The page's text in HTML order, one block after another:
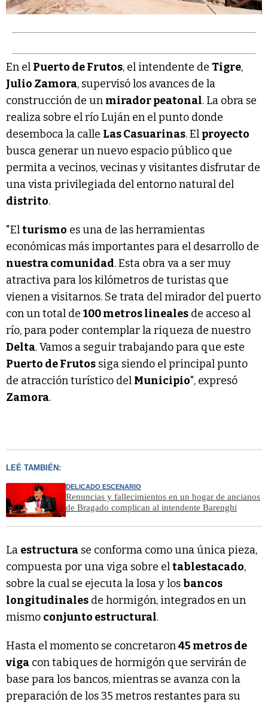
En el Puerto de Frutos, el intendente de Tigre,
Julio Zamora, supervisó los avances de la
construcción de un mirador peatonal. La obra se
realiza sobre el río Luján en el punto donde
desemboca la calle Las Casuarinas. El proyecto
busca generar un nuevo espacio público que
permita a vecinos, vecinas y visitantes disfrutar de
una vista privilegiada del entorno natural del
distrito.
"Elturismo es una de las herramientas
económicas más importantes para el desarrollo de
nuestra comunidad. Esta obra va a ser muy
atractiva para los kilómetros de turistas que
vienen a visitarnos. Se trata del mirador del puerto
con un total de100 metros lineales de acceso al
río, para poder contemplar la riqueza de nuestro
Delta. Vamos a seguir trabajando para que este
Puerto de Frutos siga siendo el principal punto
de atracción turístico del Municipio", expresó
Zamora.
LEÉ TAMBIÉN:
DELICADO ESCENARIO
Renuncias y fallecimientos en un hogar de ancianos
de Bragado complican al intendente Barenghi
La estructura se conforma como una única pieza,
compuesta por una viga sobre eltablestacado,
sobre la cual se ejecuta la losa y losbancos
longitudinales de hormigón, integrados en un
mismo conjunto estructural.
Hasta el momento se concretaron45 metros de
viga con tabiques de hormigón que servirán de
base para los bancos, mientras se avanza con la
preparación de los 35 metros restantes para su